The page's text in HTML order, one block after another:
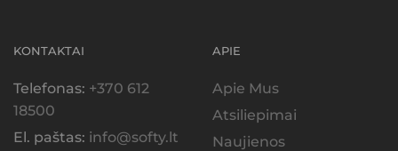
KONTAKTAI
Telefonas: +370 612
18500
El. paštas: info@softy.lt
APIE
Apie Mus
Atsiliepimai
Naujienos